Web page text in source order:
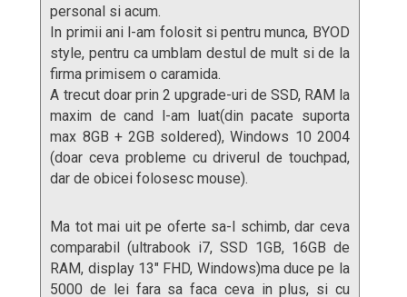
personal si acum.
In primii ani l-am folosit si pentru munca, BYOD
style, pentru ca umblam destul de mult si de la
firma primisem o caramida.
A trecut doar prin 2 upgrade-uri de SSD, RAM la
maxim de cand l-am luat(din pacate suporta
max 8GB + 2GB soldered), Windows 10 2004
(doar ceva probleme cu driverul de touchpad,
dar de obicei folosesc mouse).
Ma tot mai uit pe oferte sa-l schimb, dar ceva
comparabil (ultrabook i7, SSD 1GB, 16GB de
RAM, display 13″ FHD, Windows)ma duce pe la
5000 de lei fara sa faca ceva in plus, si cu